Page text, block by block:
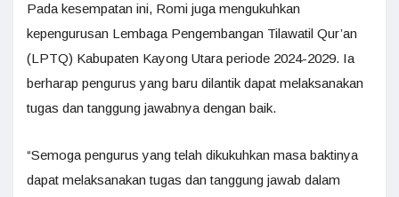
Pada kesempatan ini, Romi juga mengukuhkan
kepengurusan Lembaga Pengembangan Tilawatil Qur’an
(LPTQ) Kabupaten Kayong Utara periode 2024-2029. Ia
berharap pengurus yang baru dilantik dapat melaksanakan
tugas dan tanggung jawabnya dengan baik.
“Semoga pengurus yang telah dikukuhkan masa baktinya
dapat melaksanakan tugas dan tanggung jawab dalam